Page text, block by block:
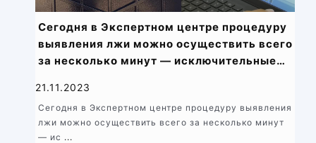
Сегодня в Экспертном центре процедуру
выявления лжи можно осуществить всего
за несколько минут — исключительные
21.11.2023
Сегодня в Экспертном центре процедуру выявления
лжи можно осуществить всего за несколько минут
— ис ...